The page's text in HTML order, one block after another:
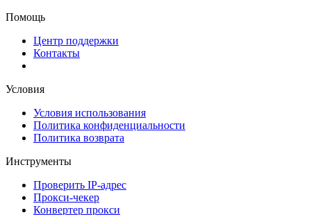
Помощь
Центр поддержки
Контакты
Условия
Условия использования
Политика конфиденциальности
Политика возврата
Инструменты
Проверить IP-адрес
Прокси-чекер
Конвертер прокси